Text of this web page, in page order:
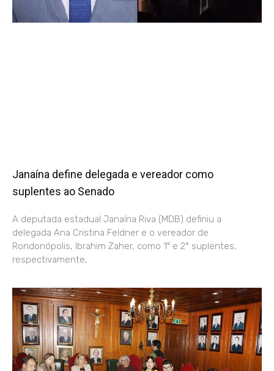
Janaína define delegada e vereador como
suplentes ao Senado
A deputada estadual Janaína Riva (MDB) definiu a
delegada Ana Cristina Feldner e o vereador de
Rondonópolis, Ibrahim Zaher, como 1º e 2ª suplentes,
respectivamente,